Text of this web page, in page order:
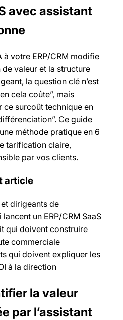
avec assistant
à votre ERP/CRM modifie
valeur et la structure
la question clé n’est
cela coûte”, mais
ce surcoût technique en
Ce guide
méthode pratique en 6
tarification claire,
par vos clients.
article
dirigeants de
un ERP/CRM SaaS
qui doivent construire
commerciale
qui doivent expliquer les
à la direction
la valeur
par l’assistant